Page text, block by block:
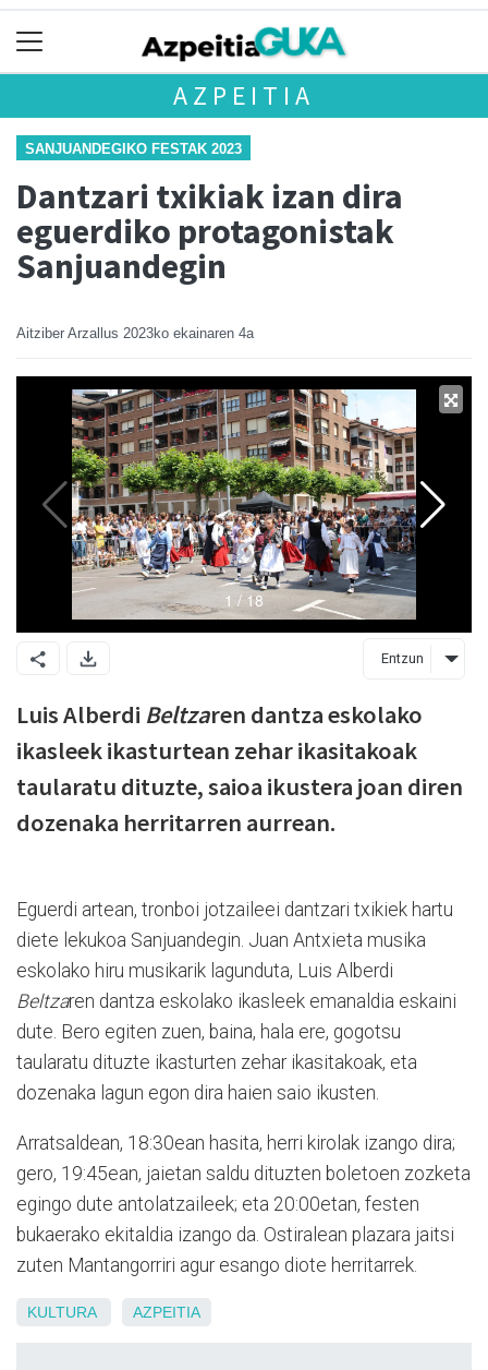
AZPEITIA
SANJUANDEGIKO FESTAK 2023
Dantzari txikiak izan dira
eguerdiko protagonistak
Sanjuandegin
Aitziber Arzallus 2023ko ekainaren 4a
Entzun
Luis Alberdi Beltzaren dantza eskolako
ikasleek ikasturtean zehar ikasitakoak
taularatu dituzte, saioa ikustera joan diren
dozenaka herritarren aurrean.
Eguerdi artean, tronboi jotzaileei dantzari txikiek hartu
diete lekukoa Sanjuandegin. Juan Antxieta musika
eskolako hiru musikarik lagunduta, Luis Alberdi
Beltzaren dantza eskolako ikasleek emanaldia eskaini
dute. Bero egiten zuen, baina, hala ere, gogotsu
taularatu dituzte ikasturten zehar ikasitakoak, eta
dozenaka lagun egon dira haien saio ikusten.
Arratsaldean, 18:30ean hasita, herri kirolak izango dira;
gero, 19:45ean, jaietan saldu dituzten boletoen zozketa
egingo dute antolatzaileek; eta 20:00etan, festen
bukaerako ekitaldia izango da. Ostiralean plazara jaitsi
zuten Mantangorriri agur esango diote herritarrek.
KULTURA AZPEITIA